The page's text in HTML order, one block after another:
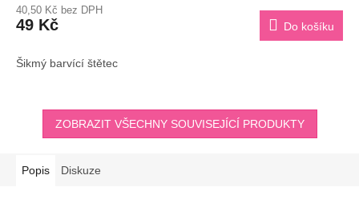
40,50 Kč bez DPH
49 Kč Do košíku
Šikmý barvící štětec
ZOBRAZIT VŠECHNY SOUVISEJÍCÍ PRODUKTY
Popis Diskuze